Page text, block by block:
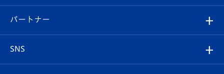
メディア
ホームタウン
マスコット紹介
ヴィヴィくんの長崎おもてなしガイド
スタジアムグルメ
V-LOVERS（ファンクラブ）
プレイヤーズスイート
店舗情報
育成からのお知らせ
U-18
パートナー
SNS